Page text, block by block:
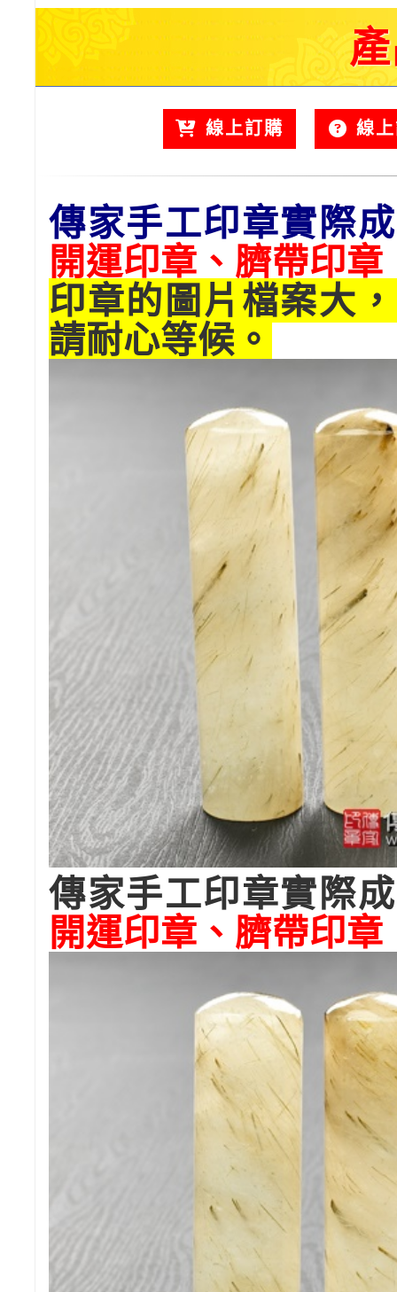
線上訂購 線
傳家手工印章實際
開運印章、臍帶印章
印章的圖片檔案大
請耐心等候。
傳家手工印章實際
開運印章、臍帶印章